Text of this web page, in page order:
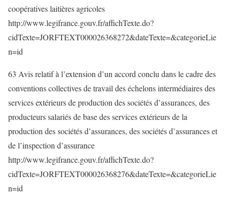
coopératives laitières agricoles
http://www.legifrance.gouv.fr/affichTexte.do?
cidTexte=JORFTEXT000026368272&dateTexte=&categorieLie
n=id
63 Avis relatif à l’extension d’un accord conclu dans le cadre des
conventions collectives de travail des échelons intermédiaires des
services extérieurs de production des sociétés d’assurances, des
producteurs salariés de base des services extérieurs de la
production des sociétés d’assurances, des sociétés d’assurances et
de l’inspection d’assurance
http://www.legifrance.gouv.fr/affichTexte.do?
cidTexte=JORFTEXT000026368276&dateTexte=&categorieLie
n=id